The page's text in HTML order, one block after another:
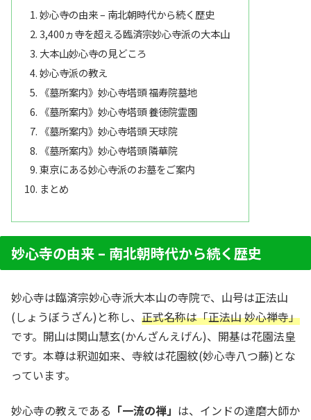
妙心寺の由来 – 南北朝時代から続く歴史
3,400ヵ寺を超える臨済宗妙心寺派の大本山
大本山妙心寺の見どころ
妙心寺派の教え
《墓所案内》妙心寺塔頭 福寿院墓地
《墓所案内》妙心寺塔頭 養徳院霊園
《墓所案内》妙心寺塔頭 天球院
《墓所案内》妙心寺塔頭 隣華院
東京にある妙心寺派のお墓をご案内
まとめ
妙心寺の由来 – 南北朝時代から続く歴史
妙心寺は臨済宗妙心寺派大本山の寺院で、山号は正法山
(しょうぼうざん)と称し、 正式名称は「正法山 妙心禅寺」
です。開山は関山慧玄(かんざんえげん)、開基は花園法皇
です。本尊は釈迦如来、寺紋は花園紋(妙心寺八つ藤)とな
っています。
妙心寺の教えである 「一流の禅」 は、インドの達磨大師か